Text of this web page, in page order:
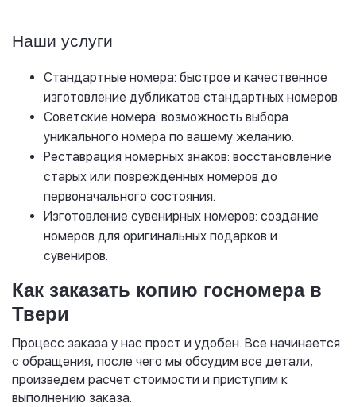
Наши услуги
Стандартные номера: быстрое и качественное
изготовление дубликатов стандартных номеров.
Советские номера: возможность выбора
уникального номера по вашему желанию.
Реставрация номерных знаков: восстановление
старых или поврежденных номеров до
первоначального состояния.
Изготовление сувенирных номеров: создание
номеров для оригинальных подарков и
сувениров.
Как заказать копию госномера в
Твери
Процесс заказа у нас прост и удобен. Все начинается
с обращения, после чего мы обсудим все детали,
произведем расчет стоимости и приступим к
выполнению заказа.